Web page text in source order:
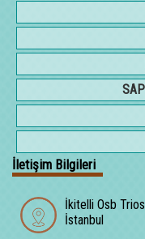
İletişim Bilgileri
İkitelli Osb
İstanbul